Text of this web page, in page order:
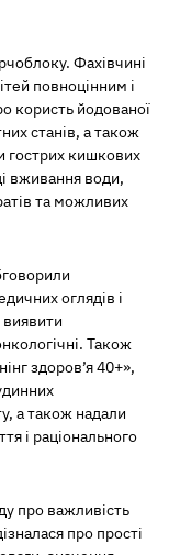
Фахівчині
повноцінним і
користь йодованої
станів, а також
гострих кишкових
вживання води,
та можливих
оглядів і
Також
здоров’я 40+»,
а також надали
і раціонального
про важливість
про прості